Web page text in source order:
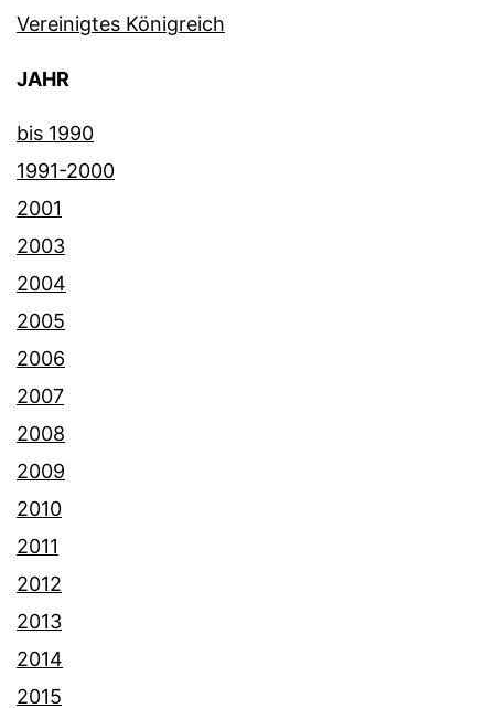
Vereinigtes Königreich
JAHR
bis 1990
1991-2000
2001
2003
2004
2005
2006
2007
2008
2009
2010
2011
2012
2013
2014
2015